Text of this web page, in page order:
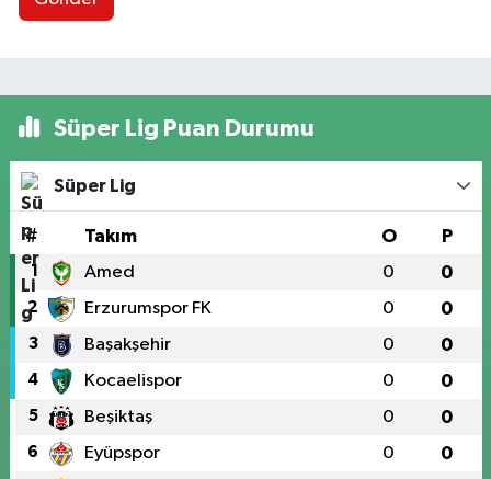
Süper Lig Puan Durumu
Süper Lig
# Takım O P
1 Amed 0 0
2 Erzurumspor FK 0 0
3 Başakşehir 0 0
4 Kocaelispor 0 0
5 Beşiktaş 0 0
6 Eyüpspor 0 0